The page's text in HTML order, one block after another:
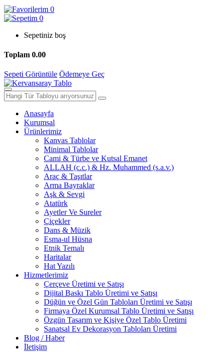
0
0
Sepetiniz boş
Toplam 0.00
Sepeti Görüntüle Ödemeye Geç
Anasayfa
Kurumsal
Ürünlerimiz
Kanvas Tablolar
Minimal Tablolar
Cami & Türbe ve Kutsal Emanet
ALLAH (c.c.) & Hz. Muhammed (s.a.v.)
Araç & Taşıtlar
Arma Bayraklar
Aşk & Sevgi
Atatürk
Ayetler Ve Sureler
Çiçekler
Dans & Müzik
Esma-ul Hüsna
Etnik Temalı
Haritalar
Hat Yazılı
Hizmetlerimiz
Çerçeve Üretimi ve Satışı
Dijital Baskı Tablo Üretimi ve Satışı
Düğün ve Özel Gün Tabloları Üretimi ve Satışı
Firmaya Özel Kurumsal Tablo Üretimi ve Satışı
Özgün Tasarım ve Kişiye Özel Tablo Üretimi
Sanatsal Ev Dekorasyon Tabloları Üretimi
Blog / Haber
İletişim